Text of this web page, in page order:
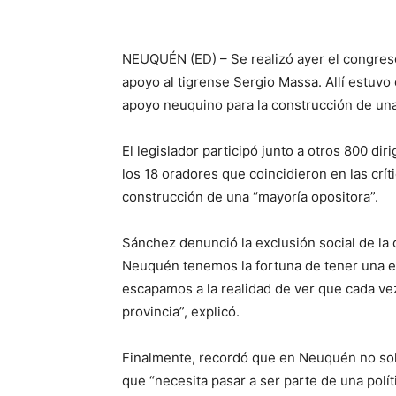
NEUQUÉN (ED) – Se realizó ayer el
apoyo al tigrense Sergio Massa. Allí
apoyo neuquino para la construcción de
El legislador participó junto a otros 800
los 18 oradores que coincidieron en las
construcción de una “mayoría opositora”.
Sánchez denunció la exclusión social de
Neuquén tenemos la fortuna de tener una
escapamos a la realidad de ver que cada
provincia”, explicó.
Finalmente, recordó que en Neuquén no
que “necesita pasar a ser parte de una